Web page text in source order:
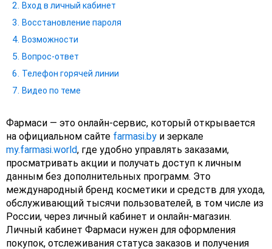
Вход в личный кабинет
Восстановление пароля
Возможности
Вопрос‑ответ
Телефон горячей линии
Видео по теме
Фармаси — это онлайн‑сервис, который открывается
на официальном сайте farmasi.by и зеркале
my.farmasi.world, где удобно управлять заказами,
просматривать акции и получать доступ к личным
данным без дополнительных программ. Это
международный бренд косметики и средств для ухода,
обслуживающий тысячи пользователей, в том числе из
России, через личный кабинет и онлайн‑магазин.
Личный кабинет Фармаси нужен для оформления
покупок, отслеживания статуса заказов и получения